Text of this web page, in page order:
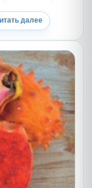
далее